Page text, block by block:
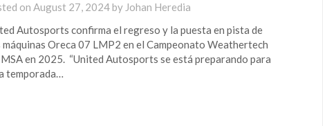
on August 27, 2024by Johan Heredia
Autosports confirma el regreso y la puesta en pista de
máquinas Oreca 07 LMP2 en el Campeonato Weathertech
en 2025. “United Autosports se está preparando para
temporada…